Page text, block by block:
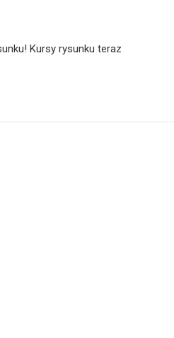
Kursy rysunku teraz